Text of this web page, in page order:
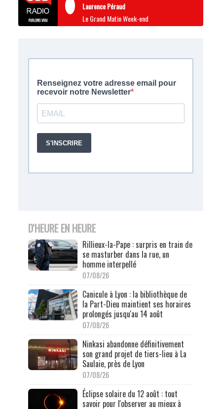
Laurence Péraud
Le Grand Matin Week-end
D'HEURE EN HEURE
Rillieux-la-Pape : surpris en train de
se masturber dans la rue, un
homme interpellé
07/08/26
Canicule à Lyon : la bibliothèque de
la Part-Dieu maintient ses horaires
prolongés jusqu'au 14 août
07/08/26
Ninkasi abandonne définitivement
son grand projet de tiers-lieu à La
Saulaie, près de Lyon
07/08/26
Éclipse solaire du 12 août : tout
savoir pour l'observer au mieux à